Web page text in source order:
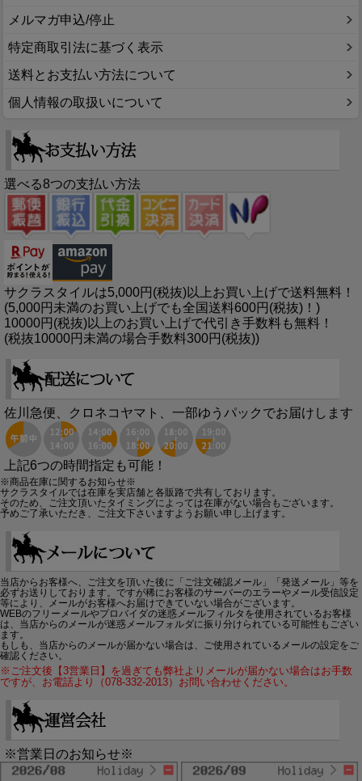
メルマガ申込/停止
特定商取引法に基づく表示
送料とお支払い方法について
個人情報の取扱いについて
選べる8つの支払い方法
サクラスタイルは5,000円(税抜)以上お買い上げで送料無料！
(5,000円未満のお買い上げでも全国送料600円(税抜)！)
10000円(税抜)以上のお買い上げで代引き手数料も無料！
(税抜10000円未満の場合手数料300円(税抜))
佐川急便、クロネコヤマト、一部ゆうパックでお届けします
上記6つの時間指定も可能！
※商品在庫に関するお知らせ※
サクラスタイルでは在庫を実店舗と各販路で共有しております。
そのため、ご注文頂いたタイミングによっては在庫がない場合もございます。
予めご了承いただき、ご注文下さいますようお願い申し上げます。
当店からお客様へ、ご注文を頂いた後に「ご注文確認メール」「発送メール」等を
必ずお送りしております。ですが稀にお客様のサーバーのエラーやメール受信設定
等により、メールがお客様へお届けできていない場合がございます。
WEBのフリーメールやプロバイダの迷惑メールフィルタを使用されているお客様
は、当店からのメールが迷惑メールフォルダに振り分けられている可能性もござい
ます。
もしも、当店からのメールが届かない場合は、ご使用されているメールの設定をご
確認ください。
※ご注文後【3営業日】を過ぎても弊社よりメールが届かない場合はお手数
ですが、お電話より（078-332-2013）お問い合わせください。
※営業日のお知らせ※